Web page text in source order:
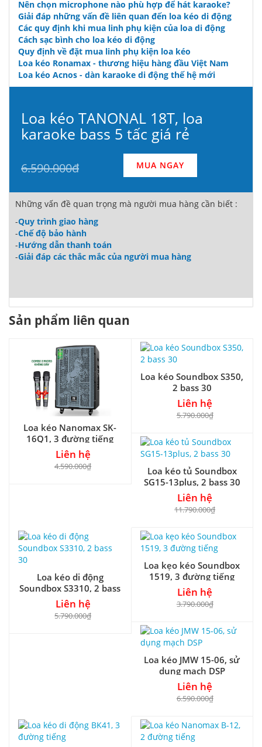
Nên chọn microphone nào phù hợp để hát karaoke?
Giải đáp những vấn đề liên quan đến loa kéo di động
Các quy định khi mua linh phụ kiện của loa di động
Cách sạc bình cho loa kéo di động
Quy định về đặt mua linh phụ kiện loa kéo
Loa kéo Ronamax - thương hiệu hàng đầu Việt Nam
Loa kéo Acnos - dàn karaoke di động thế hệ mới
Loa kéo TANONAL 18T, loa
karaoke bass 5 tấc giá rẻ
6.590.000đ MUA NGAY
Những vấn đề quan trọng mà người mua hàng cần biết :
-Quy trình giao hàng
-Chế độ bảo hành
-Hướng dẫn thanh toán
-Giải đáp các thắc mắc của người mua hàng
Sản phẩm liên quan
Loa kéo Nanomax SK-
16Q1, 3 đường tiếng
Liên hệ
4.590.000₫
Loa kéo Soundbox S350,
2 bass 30
Liên hệ
5.790.000₫
Loa kéo tủ Soundbox
SG15-13plus, 2 bass 30
Liên hệ
11.790.000₫
Loa kéo di động
Soundbox S3310, 2 bass
30
Liên hệ
5.790.000₫
Loa kẹo kéo Soundbox
1519, 3 đường tiếng
Liên hệ
3.790.000₫
Loa kéo JMW 15-06, sử
dụng mạch DSP
Liên hệ
6.590.000₫